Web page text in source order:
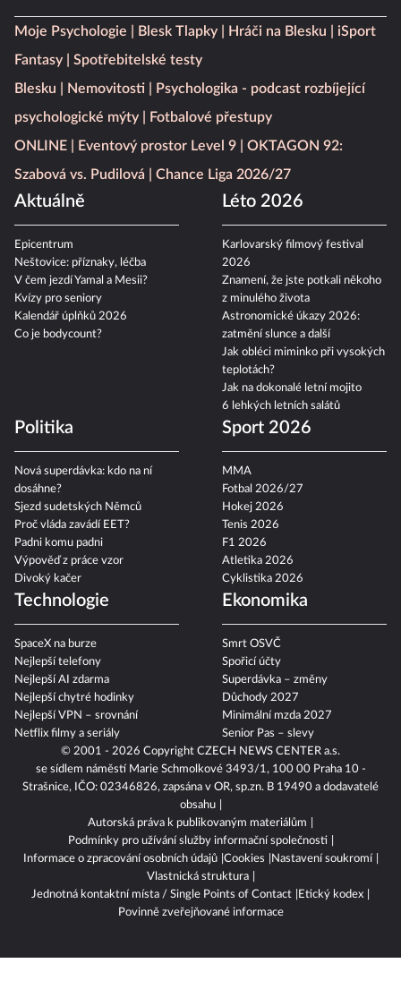
© 2001 - 2026 Copyright CZECH NEWS CENTER a.s.
se sídlem náměstí Marie Schmolkové 3493/1, 100 00 Praha 10 -
Strašnice, IČO: 02346826, zapsána v OR, sp.zn. B 19490 a dodavatelé
obsahu
Autorská práva k publikovaným materiálům
Podmínky pro užívání služby informační společnosti
Informace o zpracování osobních údajů Cookies
Nastavení soukromí
Vlastnická struktura
Jednotná kontaktní místa / Single Points of Contact
Etický kodex
Povinně zveřejňované informace
Moje Psychologie Blesk Tlapky Hráči na Blesku
iSport
Fantasy
Spotřebitelské testy
Blesku
Nemovitosti
Psychologika - podcast rozbíjející
psychologické mýty
Fotbalové přestupy
ONLINE
Eventový prostor Level 9
OKTAGON 92:
Szabová vs. Pudilová
Chance Liga 2026/27
Aktuálně
Epicentrum
Neštovice: příznaky, léčba
V čem jezdí Yamal a Mesii?
Kvízy pro seniory
Kalendář úplňků 2026
Co je bodycount?
Léto 2026
Karlovarský filmový festival
2026
Znamení, že jste potkali někoho
z minulého života
Astronomické úkazy 2026:
zatmění slunce a další
Jak obléci miminko při vysokých
teplotách?
Jak na dokonalé letní mojito
6 lehkých letních salátů
Politika
Nová superdávka: kdo na ní
dosáhne?
Sjezd sudetských Němců
Proč vláda zavádí EET?
Padni komu padni
Výpověď z práce vzor
Divoký kačer
Sport 2026
MMA
Fotbal 2026/27
Hokej 2026
Tenis 2026
F1 2026
Atletika 2026
Cyklistika 2026
Technologie
SpaceX na burze
Nejlepší telefony
Nejlepší AI zdarma
Nejlepší chytré hodinky
Nejlepší VPN – srovnání
Netflix filmy a seriály
Ekonomika
Smrt OSVČ
Spořicí účty
Superdávka – změny
Důchody 2027
Minimální mzda 2027
Senior Pas – slevy